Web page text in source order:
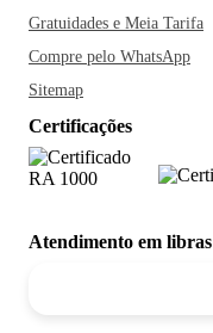
Gratuidades e Meia Tarifa
Compre pelo WhatsApp
Sitemap
Certificações
Atendimento em libras